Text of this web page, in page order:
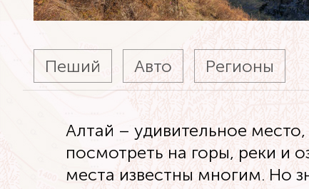
Пеший Авто Регионы
Алтай – удивительное
посмотреть на горы, реки и
места известны многим. Но